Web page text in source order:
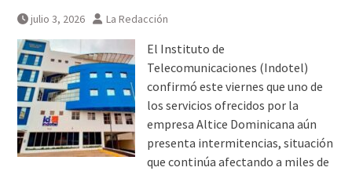
julio 3, 2026 La Redacción
El Instituto de
Telecomunicaciones (Indotel)
confirmó este viernes que uno de
los servicios ofrecidos por la
empresa Altice Dominicana aún
presenta intermitencias, situación
que continúa afectando a miles de